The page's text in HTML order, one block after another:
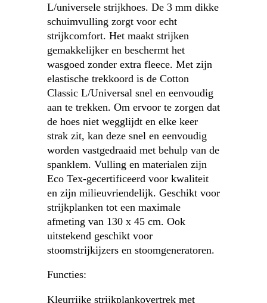
L/universele strijkhoes. De 3 mm dikke
schuimvulling zorgt voor echt
strijkcomfort. Het maakt strijken
gemakkelijker en beschermt het
wasgoed zonder extra fleece. Met zijn
elastische trekkoord is de Cotton
Classic L/Universal snel en eenvoudig
aan te trekken. Om ervoor te zorgen dat
de hoes niet wegglijdt en elke keer
strak zit, kan deze snel en eenvoudig
worden vastgedraaid met behulp van de
spanklem. Vulling en materialen zijn
Eco Tex-gecertificeerd voor kwaliteit
en zijn milieuvriendelijk. Geschikt voor
strijkplanken tot een maximale
afmeting van 130 x 45 cm. Ook
uitstekend geschikt voor
stoomstrijkijzers en stoomgeneratoren.
Functies:
Kleurrijke strijkplankovertrek met